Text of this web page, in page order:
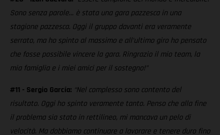
Sono senza parole… è stata una gara pazzesca in una
stagione pazzesca. Oggi il gruppo davanti era veramente
serrato, ma ho spinto al massimo e all’ultimo giro ho pensato
che fosse possibile vincere la gara. Ringrazio il mio team, la
mia famiglia e i miei amici per il sostegno!”
#11 - Sergio García: “Nel complesso sono contento del
risultato. Oggi ho spinto veramente tanto. Penso che alla fine
il problema sia stato in rettilineo, mi mancava un pelo di
velocità. Ma dobbiamo continuare a lavorare e tenere duro fino